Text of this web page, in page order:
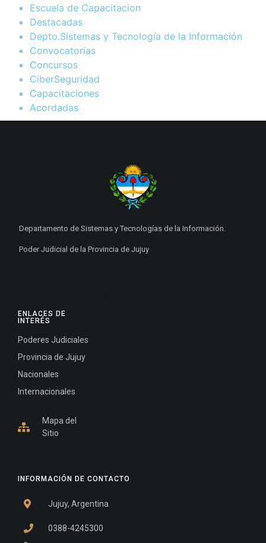
Escuela de Capacitacion
Destacadas
Depto.Sistemas y Tecnología de la Información
Convocatorias
Concursos
CiberSeguridad
Capacitaciones
Acordadas
INFORMACIÓN DE CONTACTO
Jujuy, Argentina
0388-4245300
ENLACES DE
INTERÉS
Poderes Judiciales
Provincia de Jujuy
Nacionales
Internacionales
Mapa del
Sitio
Departamento de Sistemas y Tecnologías de la Información.
Poder Judicial de la Provincia de Jujuy